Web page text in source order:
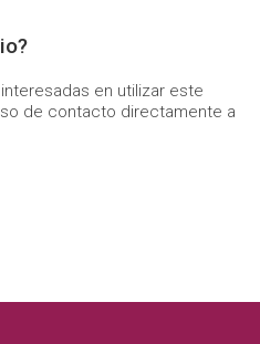
en utilizar este
de contacto directamente a